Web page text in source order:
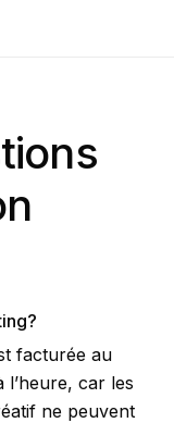
facturée au
car les
ne peuvent